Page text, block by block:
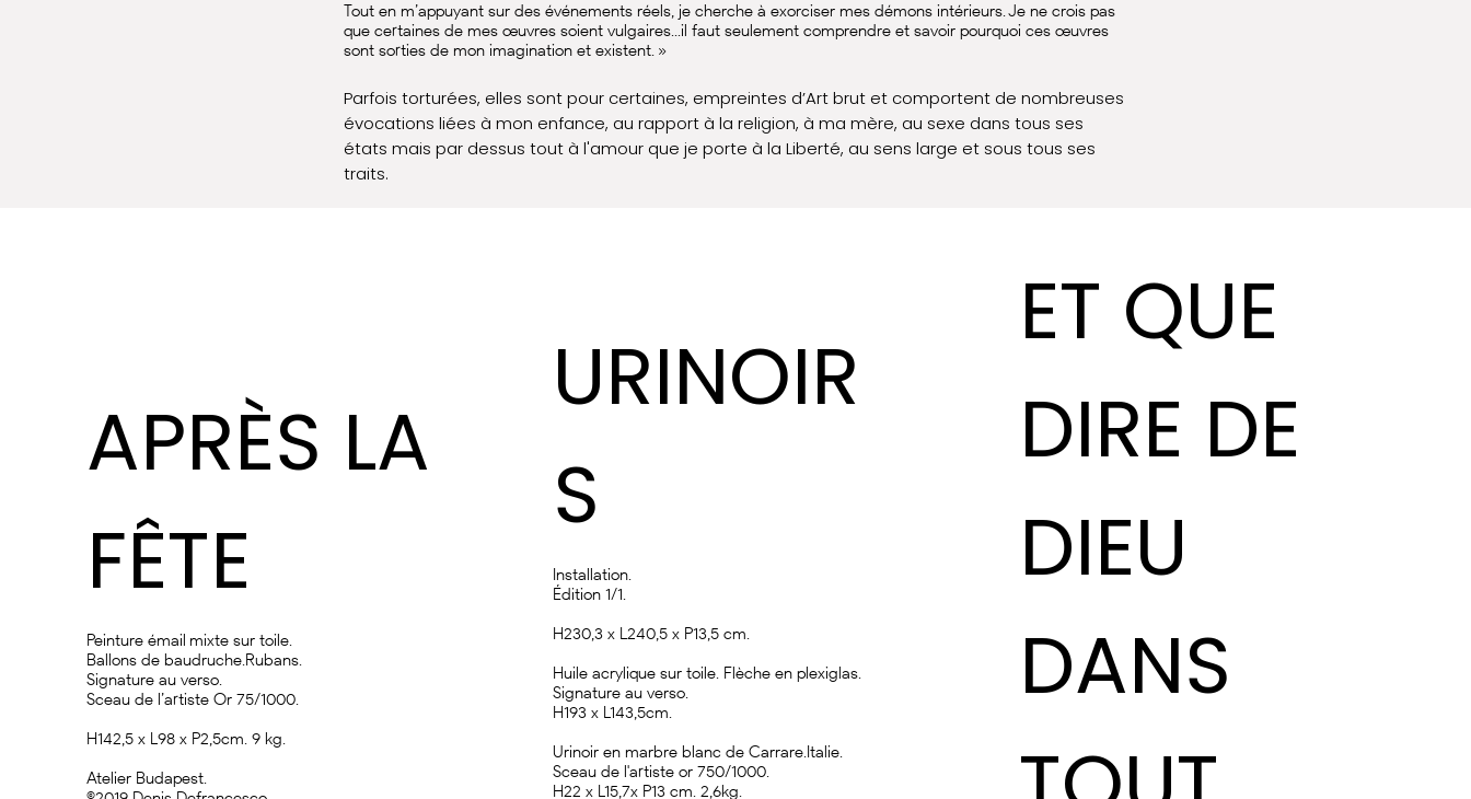
Tout en m’appuyant sur des événements réels, je cherche à exorciser mes démons intérieurs. Je ne crois pas
que certaines de mes œuvres soient vulgaires...il faut seulement comprendre et savoir pourquoi ces œuvres
sont sorties de mon imagination et existent. »
Parfois torturées, elles sont pour certaines, empreintes d’Art brut et comportent de nombreuses
évocations liées à mon enfance, au rapport à la religion, à ma mère, au sexe dans tous ses
états mais par dessus tout à l'amour que je porte à la Liberté, au sens large et sous tous ses
traits.
APRÈS LA
FÊTE
Peinture émail mixte sur toile.
Ballons de baudruche.Rubans.
Signature au verso.
Sceau de l’artiste Or 75/1000.
H142,5 x L98 x P2,5cm. 9 kg.
Atelier Budapest.
ET QUE
DIRE DE
DIEU
DANS
URINOIR
S
Installation.
Édition 1/1.
H230,3 x L240,5 x P13,5 cm.
Huile acrylique sur toile. Flèche en plexiglas.
Signature au verso.
H193 x L143,5cm.
Urinoir en marbre blanc de Carrare.Italie.
Sceau de l'artiste or 750/1000.
H22 x L15,7x P13 cm. 2,6kg.